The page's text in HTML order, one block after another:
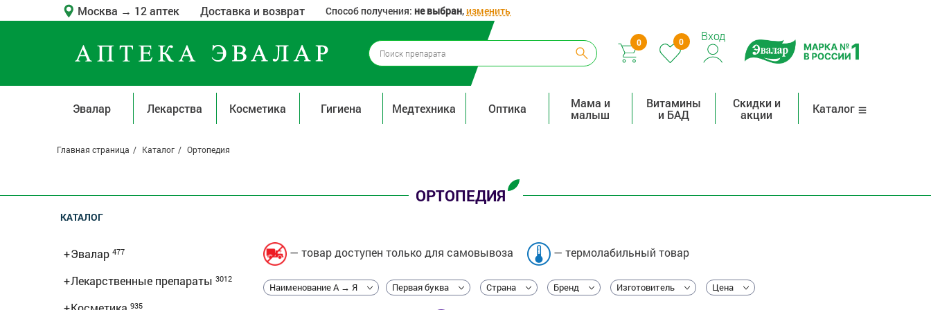
Москва → 12 аптек Доставка и возврат Способ получения: не выбран,изменить
0 0 Вход
Эвалар Лекарства Косметика Гигиена Медтехника Оптика
Мама и
малыш
Витамины
и БАД
Скидки и
акции
Каталог
Главная страница Каталог Ортопедия
ОРТОПЕДИЯ
КАТАЛОГ
+Эвалар 477
+Лекарственные препараты 3012
935
— товар доступен только для самовывоза — термолабильный товар
Наименование А → Я Первая буква Страна Бренд Изготовитель Цена